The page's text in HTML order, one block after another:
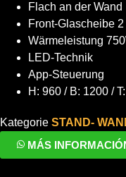
Flach an der Wand
Front-Glascheibe
Wärmeleistung
LED-Technik
App-Steuerung
H: 960 / B: 1200 /
Kategorie STAND-
MÁS